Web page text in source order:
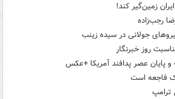
زمین‌گیر کند!
رجب‌زاده
جولانی در سیده زینب
روز خبرنگار
فاجعه است
ترامپ